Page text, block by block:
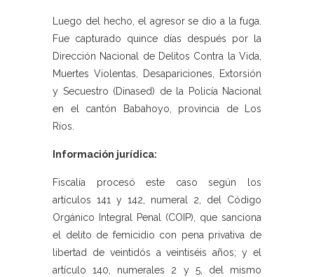
Luego del hecho, el agresor se dio a la fuga.
Fue capturado quince días después por la
Dirección Nacional de Delitos Contra la Vida,
Muertes Violentas, Desapariciones, Extorsión
y Secuestro (Dinased) de la Policía Nacional
en el cantón Babahoyo, provincia de Los
Ríos.
Información jurídica:
Fiscalía procesó este caso según los
artículos 141 y 142, numeral 2, del Código
Orgánico Integral Penal (COIP), que sanciona
el delito de femicidio con pena privativa de
libertad de veintidós a veintiséis años; y el
artículo 140, numerales 2 y 5, del mismo